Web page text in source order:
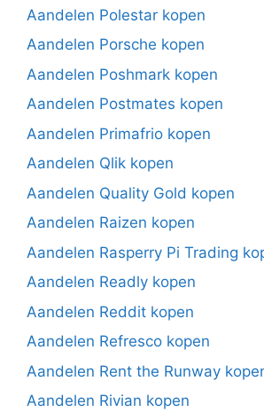
Aandelen Polestar kopen
Aandelen Porsche kopen
Aandelen Poshmark kopen
Aandelen Postmates kopen
Aandelen Primafrio kopen
Aandelen Qlik kopen
Aandelen Quality Gold kopen
Aandelen Raizen kopen
Aandelen Rasperry Pi Trading
Aandelen Readly kopen
Aandelen Reddit kopen
Aandelen Refresco kopen
Aandelen Rent the Runway
Aandelen Rivian kopen